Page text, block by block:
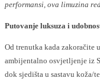
performansi, ova limuzina
Putovanje luksuza i
Od trenutka kada zakoračite
ambijentalno osvjetljenje iz
dok sjedišta u sastavu koža/